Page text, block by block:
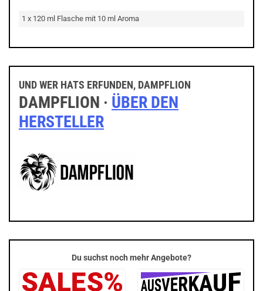
1 x 120 ml Flasche mit 10 ml Aroma
UND WER HATS ERFUNDEN, DAMPFLION
DAMPFLION · ÜBER DEN
HERSTELLER
Du suchst noch mehr Angebote?